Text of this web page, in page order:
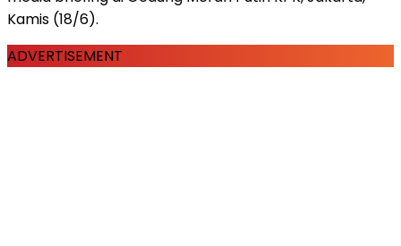
Kamis (18/6).
ADVERTISEMENT